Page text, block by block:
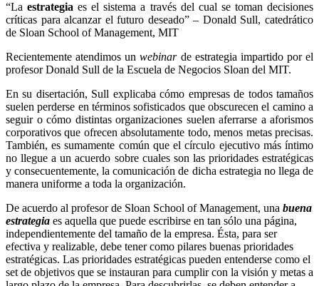
“Laestrategia es el sistema a través del cual se toman decisiones
críticas para alcanzar el futuro deseado” – Donald Sull, catedrático
de Sloan School of Management, MIT
Recientemente atendimos un webinarde estrategia impartido por el
profesor Donald Sull de la Escuela de Negocios Sloan del MIT.
En su disertación, Sull explicaba cómo empresas de todos tamaños
suelen perderse en términos sofisticados que obscurecen el camino a
seguir o cómo distintas organizaciones suelen aferrarse a aforismos
corporativos que ofrecen absolutamente todo, menos metas precisas.
También, es sumamente común que el círculo ejecutivo más íntimo
no llegue a un acuerdo sobre cuales son las prioridades estratégicas
y consecuentemente, la comunicación de dicha estrategia no llega de
manera uniforme a toda la organización.
De acuerdo al profesor de Sloan School of Management, una buena
estrategia es aquella que puede escribirse en tan sólo una página,
independientemente del tamaño de la empresa. Ésta, para ser
efectiva y realizable, debe tener como pilares buenas prioridades
estratégicas. Las prioridades estratégicas pueden entenderse como el
set de objetivos que se instauran para cumplir con la visión y metas a